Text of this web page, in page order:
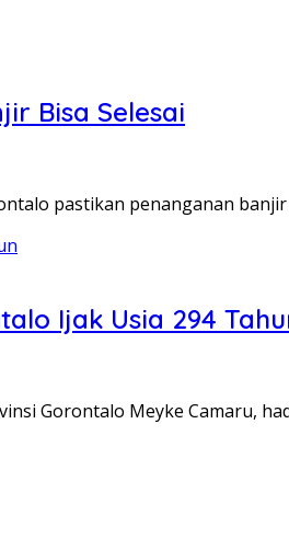
Bisa Selesai
pastikan penanganan
Ijak Usia 294
Gorontalo Meyke Camaru,